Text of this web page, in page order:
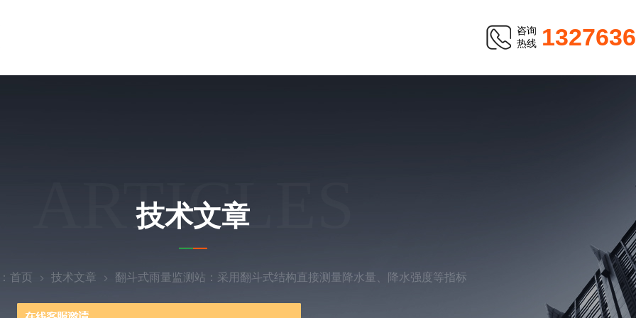
咨询
热线
ARTICLES
技术文章
首页 技术文章 翻斗式雨量监测站：采用翻斗式结构直接测量降水量、降水强度等指标